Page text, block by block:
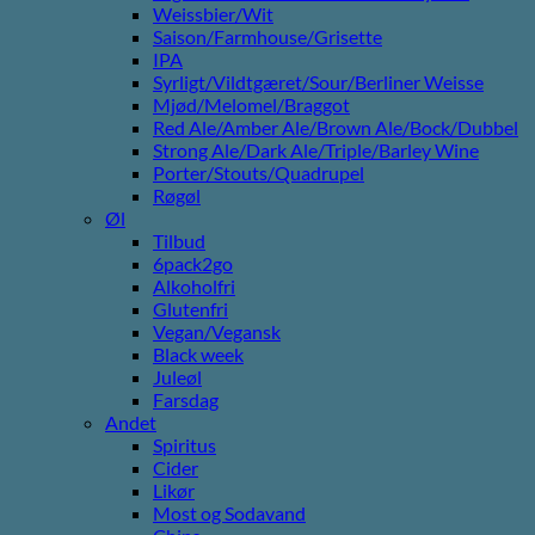
Weissbier/Wit
Saison/Farmhouse/Grisette
IPA
Syrligt/Vildtgæret/Sour/Berliner Weisse
Mjød/Melomel/Braggot
Red Ale/Amber Ale/Brown Ale/Bock/Dubbel
Strong Ale/Dark Ale/Triple/Barley Wine
Porter/Stouts/Quadrupel
Røgøl
Øl
Tilbud
6pack2go
Alkoholfri
Glutenfri
Vegan/Vegansk
Black week
Juleøl
Farsdag
Andet
Spiritus
Cider
Likør
Most og Sodavand